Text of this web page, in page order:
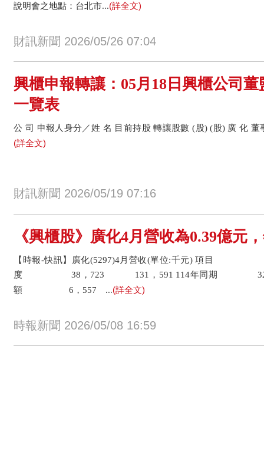
說明會之地點：台北市...(詳全文)
財訊新聞 2026/05/26 07:04
興櫃申報轉讓：05月18日興櫃公司
一覽表
公 司 申報人身分／姓 名 目前持股 轉讓股數 (股) (股) 廣 化 董
(詳全文)
財訊新聞 2026/05/19 07:16
《興櫃股》廣化4月營收為0.39億元
【時報-快訊】廣化(5297)4月營收(單位:千元) 項
度 38，723 131，591 114年同期 32
額 6，557 ...(詳全文)
時報新聞 2026/05/08 16:59